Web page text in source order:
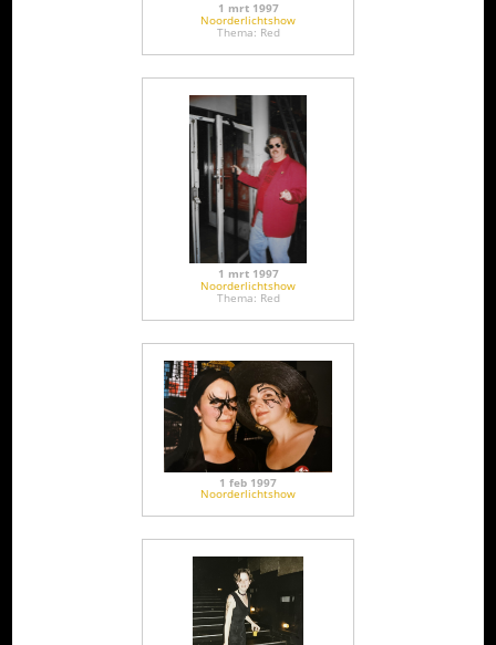
1 mrt 1997
Noorderlichtshow
Thema: Red
1 mrt 1997
Noorderlichtshow
Thema: Red
1 feb 1997
Noorderlichtshow